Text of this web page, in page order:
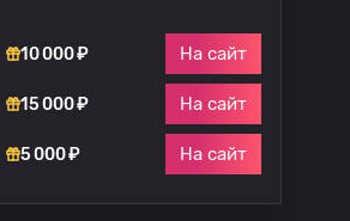
10 000 ₽ На сайт
15 000 ₽ На сайт
5 000 ₽ На сайт